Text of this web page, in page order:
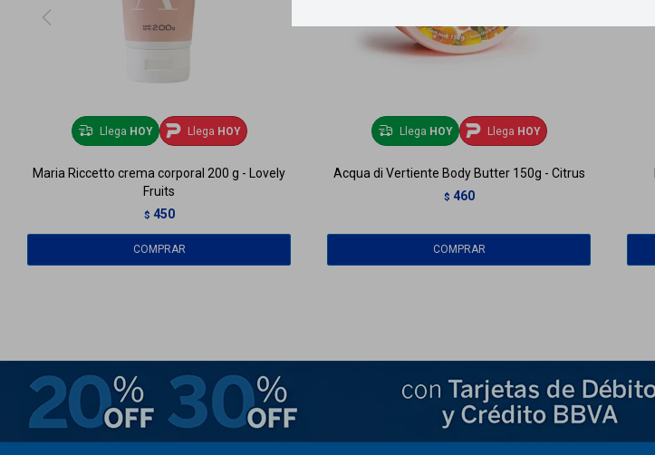
Llega HOY Llega HOY
Maria Riccetto crema corporal 200 g - Lovely
Fruits
$ 450
Llega HOY Llega HOY
Acqua di Vertiente Body Butter 150g - Citrus
$ 460